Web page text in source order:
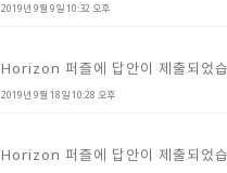
2019년 9월 9일 10:32 오후
2019년 9월 18일 10:28 오후
Horizon 퍼즐에 답안이 제출되었
Horizon 퍼즐에 답안이 제출되었